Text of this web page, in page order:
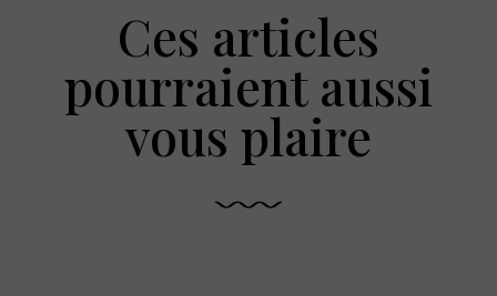
Ces articles
pourraient aussi
vous plaire